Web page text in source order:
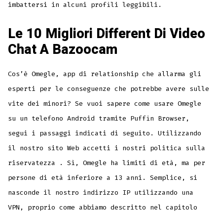
imbattersi in alcuni profili leggibili.
Le 10 Migliori Different Di Video
Chat A Bazoocam
Cos’è Omegle, app di relationship che allarma gli
esperti per le conseguenze che potrebbe avere sulle
vite dei minori? Se vuoi sapere come usare Omegle
su un telefono Android tramite Puffin Browser,
segui i passaggi indicati di seguito. Utilizzando
il nostro sito Web accetti i nostri politica sulla
riservatezza . Sì, Omegle ha limiti di età, ma per
persone di età inferiore a 13 anni. Semplice, si
nasconde il nostro indirizzo IP utilizzando una
VPN, proprio come abbiamo descritto nel capitolo